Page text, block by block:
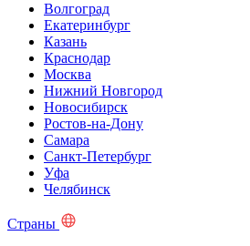
Волгоград
Екатеринбург
Казань
Краснодар
Москва
Нижний Новгород
Новосибирск
Ростов-на-Дону
Самара
Санкт-Петербург
Уфа
Челябинск
Страны